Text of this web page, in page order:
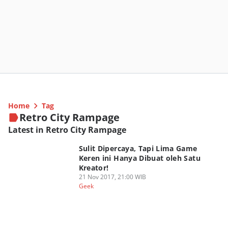
Home Tag
Retro City Rampage
Latest in Retro City Rampage
Sulit Dipercaya, Tapi Lima Game
Keren ini Hanya Dibuat oleh Satu
Kreator!
21 Nov 2017, 21:00 WIB
Geek